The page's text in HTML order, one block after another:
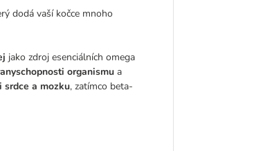
dodá vaší kočce mnoho
jako zdroj esenciálních omega
organismu a
srdce a mozku, zatímco beta-